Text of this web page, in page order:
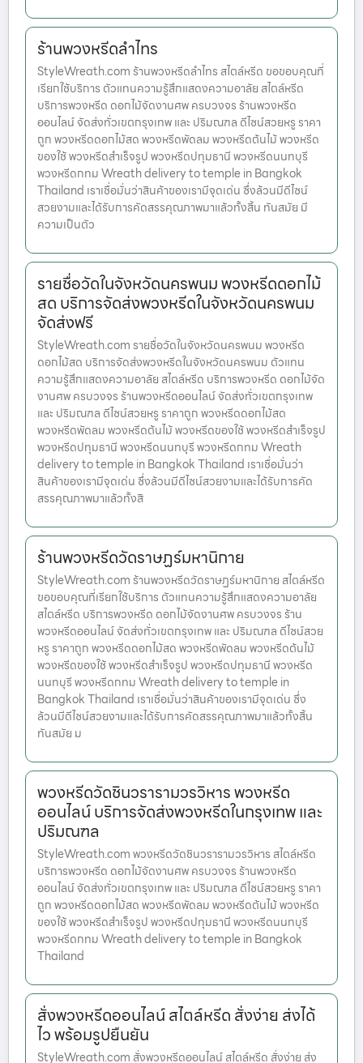
ร้านพวงหรีดลำไทร
StyleWreath.com ร้านพวงหรีดลำไทร สไตล์หรีด ขอขอบคุณที่
เรียกใช้บริการ ตัวแทนความรู้สึกแสดงความอาลัย สไตล์หรีด
บริการพวงหรีด ดอกไม้จัดงานศพ ครบวงจร ร้านพวงหรีด
ออนไลน์ จัดส่งทั่วเขตกรุงเทพ และ ปริมณฑล ดีไซน์สวยหรู ราคา
ถูก พวงหรีดดอกไม้สด พวงหรีดพัดลม พวงหรีดต้นไม้ พวงหรีด
ของใช้ พวงหรีดสำเร็จรูป พวงหรีดปทุมธานี พวงหรีดนนทบุรี
พวงหรีดกทม Wreath delivery to temple in Bangkok
Thailand เราเชื่อมั่นว่าสินค้าของเรามีจุดเด่น ซึ่งล้วนมีดีไซน์
สวยงามและได้รับการคัดสรรคุณภาพมาแล้วทั้งสิ้น ทันสมัย มี
ความเป็นตัว
รายชื่อวัดในจังหวัดนครพนม พวงหรีดดอกไม้
สด บริการจัดส่งพวงหรีดในจังหวัดนครพนม
จัดส่งฟรี
StyleWreath.com รายชื่อวัดในจังหวัดนครพนม พวงหรีด
ดอกไม้สด บริการจัดส่งพวงหรีดในจังหวัดนครพนม ตัวแทน
ความรู้สึกแสดงความอาลัย สไตล์หรีด บริการพวงหรีด ดอกไม้จัด
งานศพ ครบวงจร ร้านพวงหรีดออนไลน์ จัดส่งทั่วเขตกรุงเทพ
และ ปริมณฑล ดีไซน์สวยหรู ราคาถูก พวงหรีดดอกไม้สด
พวงหรีดพัดลม พวงหรีดต้นไม้ พวงหรีดของใช้ พวงหรีดสำเร็จรูป
พวงหรีดปทุมธานี พวงหรีดนนทบุรี พวงหรีดกทม Wreath
delivery to temple in Bangkok Thailand เราเชื่อมั่นว่า
สินค้าของเรามีจุดเด่น ซึ่งล้วนมีดีไซน์สวยงามและได้รับการคัด
สรรคุณภาพมาแล้วทั้งสิ
ร้านพวงหรีดวัดราษฏร์มหานิกาย
StyleWreath.com ร้านพวงหรีดวัดราษฏร์มหานิกาย สไตล์หรีด
ขอขอบคุณที่เรียกใช้บริการ ตัวแทนความรู้สึกแสดงความอาลัย
สไตล์หรีด บริการพวงหรีด ดอกไม้จัดงานศพ ครบวงจร ร้าน
พวงหรีดออนไลน์ จัดส่งทั่วเขตกรุงเทพ และ ปริมณฑล ดีไซน์สวย
หรู ราคาถูก พวงหรีดดอกไม้สด พวงหรีดพัดลม พวงหรีดต้นไม้
พวงหรีดของใช้ พวงหรีดสำเร็จรูป พวงหรีดปทุมธานี พวงหรีด
นนทบุรี พวงหรีดกทม Wreath delivery to temple in
Bangkok Thailand เราเชื่อมั่นว่าสินค้าของเรามีจุดเด่น ซึ่ง
ล้วนมีดีไซน์สวยงามและได้รับการคัดสรรคุณภาพมาแล้วทั้งสิ้น
ทันสมัย ม
พวงหรีดวัดชินวรารามวรวิหาร พวงหรีด
ออนไลน์ บริการจัดส่งพวงหรีดในกรุงเทพ และ
ปริมณฑล
StyleWreath.com พวงหรีดวัดชินวรารามวรวิหาร สไตล์หรีด
บริการพวงหรีด ดอกไม้จัดงานศพ ครบวงจร ร้านพวงหรีด
ออนไลน์ จัดส่งทั่วเขตกรุงเทพ และ ปริมณฑล ดีไซน์สวยหรู ราคา
ถูก พวงหรีดดอกไม้สด พวงหรีดพัดลม พวงหรีดต้นไม้ พวงหรีด
ของใช้ พวงหรีดสำเร็จรูป พวงหรีดปทุมธานี พวงหรีดนนทบุรี
พวงหรีดกทม Wreath delivery to temple in Bangkok
Thailand
สั่งพวงหรีดออนไลน์ สไตล์หรีด สั่งง่าย ส่งได้
ไว พร้อมรูปยืนยัน
StyleWreath.com สั่งพวงหรีดออนไลน์ สไตล์หรีด สั่งง่าย ส่ง